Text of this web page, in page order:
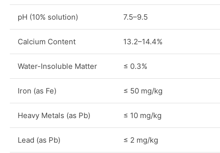
pH (10% solution) 7.5–9.5
Calcium Content 13.2–14.4%
Water-Insoluble Matter ≤ 0.3%
Iron (as Fe) ≤ 50 mg/kg
Heavy Metals (as Pb) ≤ 10 mg/kg
Lead (as Pb) ≤ 2 mg/kg